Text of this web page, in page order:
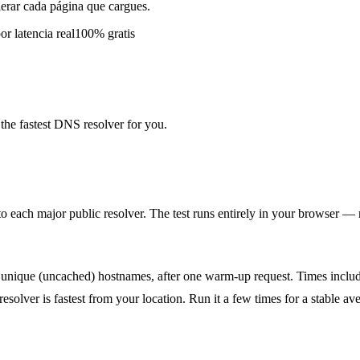
cada página que cargues.
latencia real100% gratis
fastest DNS resolver for you.
each major public resolver. The test runs entirely in your browser —
(uncached) hostnames, after one warm-up request. Times
is fastest from your location. Run it a few times for a stable